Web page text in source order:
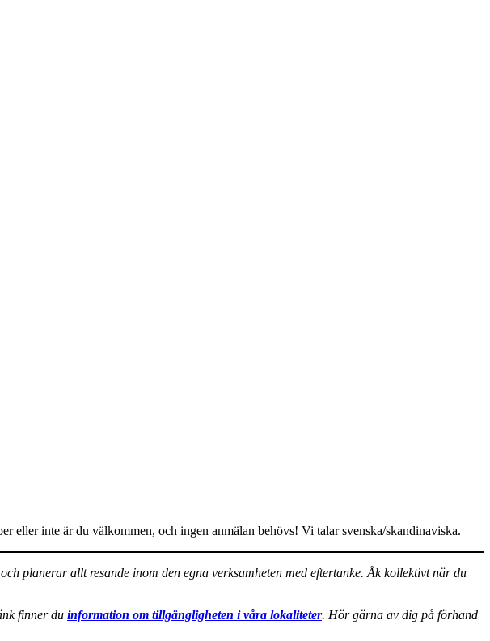
eller inte är du välkommen, och ingen anmälan behövs! Vi talar svenska/skandinaviska.
planerar allt resande inom den egna verksamheten med eftertanke. Åk kollektivt när du
finner du information om tillgängligheten i våra lokaliteter. Hör gärna av dig på förhand